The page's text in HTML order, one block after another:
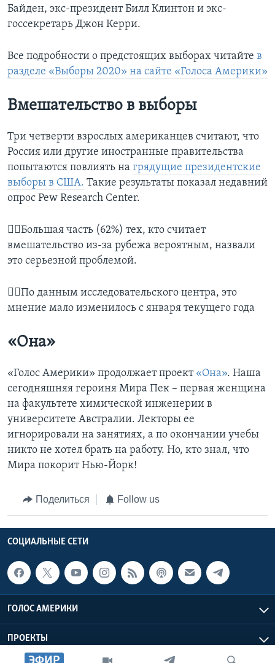
Байден, экс-президент Билл Клинтон и экс-
госсекретарь Джон Керри.
Все подробности о предстоящих выборах читайте в
разделе «Выборы 2020» на сайте «Голоса Америки»
Вмешательство в выборы
Три четверти взрослых американцев считают, что
Россия или другие иностранные правительства
попытаются повлиять на грядущие президентские
выборы в США. Такие результаты показал недавний
опрос Pew Research Center.
👉🏻Большая часть (62%) тех, кто считает
вмешательство из-за рубежа вероятным, назвали
это серьезной проблемой.
👉🏻По данным исследовательского центра, это
мнение мало изменилось с января текущего года
«Она»
«Голос Америки» продолжает проект «Она». Наша
сегодняшняя героиня Мира Пек – первая женщина
на факультете химической инженерии в
университете Австралии. Лекторы ее
игнорировали на занятиях, а по окончании учебы
никто не хотел брать на работу. Но, кто знал, что
Мира покорит Нью-Йорк!
Поделиться Follow us
СОЦИАЛЬНЫЕ СЕТИ
ГОЛОС АМЕРИКИ
ПРОЕКТЫ